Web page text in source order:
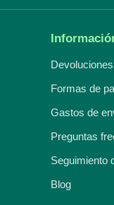
Devoluciones
Formas de
Gastos de
Preguntas
Seguimiento
Blog